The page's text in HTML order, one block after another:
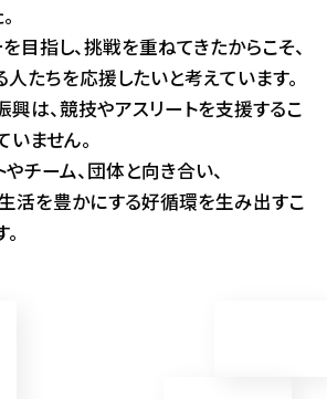
目指し、挑戦を重ねてきたからこそ、
たちを応援したいと考えています。
興は、競技やアスリートを支援するこ
ません。
チーム、団体と向き合い、
活を豊かにする好循環を生み出すこ